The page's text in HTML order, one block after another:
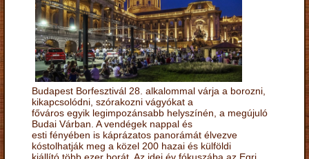
Budapest Borfesztivál 28. alkalommal várja a borozni,
kikapcsolódni, szórakozni vágyókat a
főváros egyik legimpozánsabb helyszínén, a megújuló
Budai Várban. A vendégek nappal és
esti fényében is káprázatos panorámát élvezve
kóstolhatják meg a közel 200 hazai és külföldi